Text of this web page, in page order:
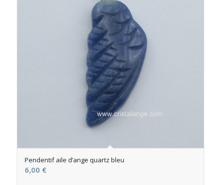
Pendentif aile d’ange quartz bleu
6,00 €